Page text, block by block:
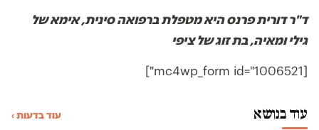
ד"ר דורית פרנס היא מטפלת ברפואה סינית, אימא של
גילי ומאיה, בת זוג של ציפי
[mc4wp_form id="1006521"]
עוד בנושא עוד בדעות ›